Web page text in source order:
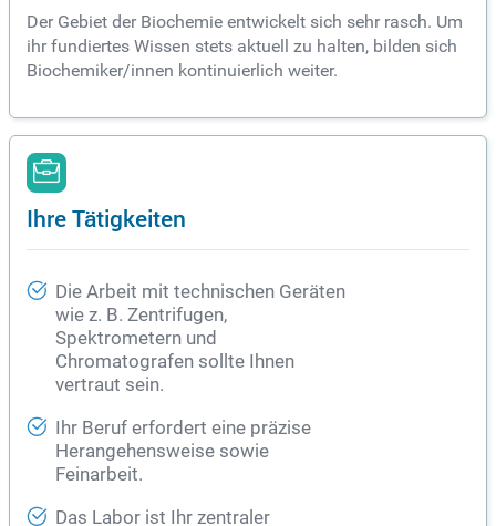
Der Gebiet der Biochemie entwickelt sich sehr rasch. Um
ihr fundiertes Wissen stets aktuell zu halten, bilden sich
Biochemiker/innen kontinuierlich weiter.
Ihre Tätigkeiten
Die Arbeit mit technischen Geräten
wie z. B. Zentrifugen,
Spektrometern und
Chromatografen sollte Ihnen
vertraut sein.
Ihr Beruf erfordert eine präzise
Herangehensweise sowie
Feinarbeit.
Das Labor ist Ihr zentraler